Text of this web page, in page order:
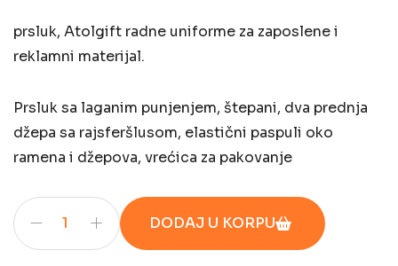
prsluk, Atolgift radne uniforme za zaposlene i
reklamni materijal.
Prsluk sa laganim punjenjem, štepani, dva prednja
džepa sa rajsferšlusom, elastični paspuli oko
ramena i džepova, vrećica za pakovanje
DODAJ U KORPU